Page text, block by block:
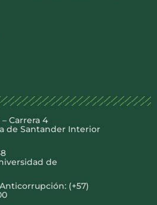
Carrera 4
de Santander Interior
de
(+57)